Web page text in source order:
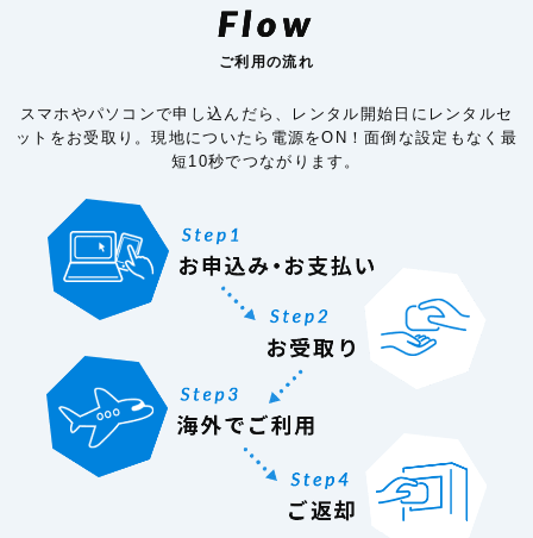
Flow
ご利用の流れ
スマホやパソコンで申し込んだら、レンタル開始日にレンタルセ
ットをお受取り。現地についたら電源をON！面倒な設定もなく最
短10秒でつながります。